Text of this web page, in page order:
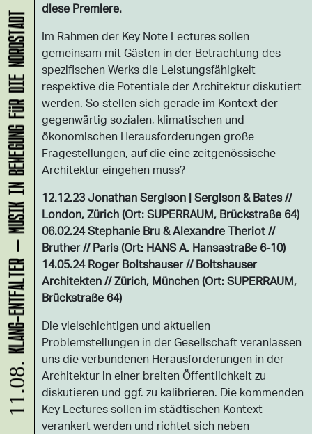
diese Premiere.
Im Rahmen der Key Note Lectures sollen
gemeinsam mit Gästen in der Betrachtung des
spezifischen Werks die Leistungsfähigkeit
respektive die Potentiale der Architektur diskutiert
werden. So stellen sich gerade im Kontext der
gegenwärtig sozialen, klimatischen und
ökonomischen Herausforderungen große
Fragestellungen, auf die eine zeitgenössische
Architektur eingehen muss?
12.12.23 Jonathan Sergison | Sergison & Bates //
London, Zürich (Ort: SUPERRAUM, Brückstraße 64)
06.02.24 Stephanie Bru & Alexandre Theriot //
Bruther // Paris (Ort: HANS A, Hansastraße 6-10)
14.05.24 Roger Boltshauser // Boltshauser
Architekten // Zürich, München (Ort: SUPERRAUM,
Brückstraße 64)
Die vielschichtigen und aktuellen
Problemstellungen in der Gesellschaft veranlassen
uns die verbundenen Herausforderungen in der
Architektur in einer breiten Öffentlichkeit zu
diskutieren und ggf. zu kalibrieren. Die kommenden
Key Lectures sollen im städtischen Kontext
verankert werden und richtet sich neben
11.08.
KLANG-ENTFALTER – MUSIK IN BEWEGUNG FÜR DIE NORDSTADT